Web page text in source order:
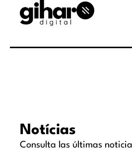
Notícias
Consulta las últimas